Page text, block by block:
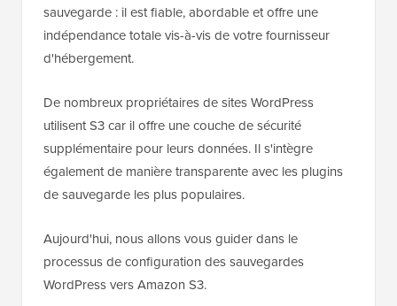
sauvegarde : il est fiable, abordable et offre une
indépendance totale vis-à-vis de votre fournisseur
d'hébergement.
De nombreux propriétaires de sites WordPress
utilisent S3 car il offre une couche de sécurité
supplémentaire pour leurs données. Il s'intègre
également de manière transparente avec les plugins
de sauvegarde les plus populaires.
Aujourd'hui, nous allons vous guider dans le
processus de configuration des sauvegardes
WordPress vers Amazon S3.